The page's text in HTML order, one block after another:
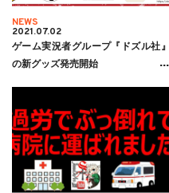
NEWS
2021.07.02
ゲーム実況者グループ『ドズル社』
の新グッズ発売開始